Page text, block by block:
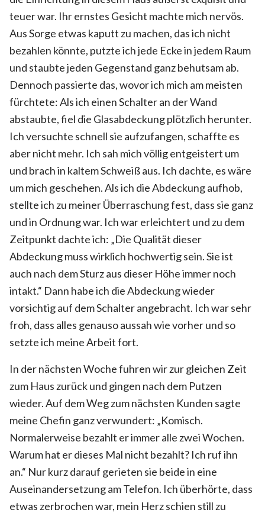
teuer war. Ihr ernstes Gesicht machte mich nervös.
Aus Sorge etwas kaputt zu machen, das ich nicht
bezahlen könnte, putzte ich jede Ecke in jedem Raum
und staubte jeden Gegenstand ganz behutsam ab.
Dennoch passierte das, wovor ich mich am meisten
fürchtete: Als ich einen Schalter an der Wand
abstaubte, fiel die Glasabdeckung plötzlich herunter.
Ich versuchte schnell sie aufzufangen, schaffte es
aber nicht mehr. Ich sah mich völlig entgeistert um
und brach in kaltem Schweiß aus. Ich dachte, es wäre
um mich geschehen. Als ich die Abdeckung aufhob,
stellte ich zu meiner Überraschung fest, dass sie ganz
und in Ordnung war. Ich war erleichtert und zu dem
Zeitpunkt dachte ich: „Die Qualität dieser
Abdeckung muss wirklich hochwertig sein. Sie ist
auch nach dem Sturz aus dieser Höhe immer noch
intakt.“ Dann habe ich die Abdeckung wieder
vorsichtig auf dem Schalter angebracht. Ich war sehr
froh, dass alles genauso aussah wie vorher und so
setzte ich meine Arbeit fort.
In der nächsten Woche fuhren wir zur gleichen Zeit
zum Haus zurück und gingen nach dem Putzen
wieder. Auf dem Weg zum nächsten Kunden sagte
meine Chefin ganz verwundert: „Komisch.
Normalerweise bezahlt er immer alle zwei Wochen.
Warum hat er dieses Mal nicht bezahlt? Ich ruf ihn
an.“ Nur kurz darauf gerieten sie beide in eine
Auseinandersetzung am Telefon. Ich überhörte, dass
etwas zerbrochen war, mein Herz schien still zu